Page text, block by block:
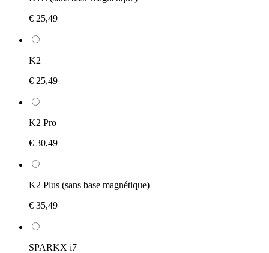
€ 25,49
K2
€ 25,49
K2 Pro
€ 30,49
K2 Plus (sans base magnétique)
€ 35,49
SPARKX i7